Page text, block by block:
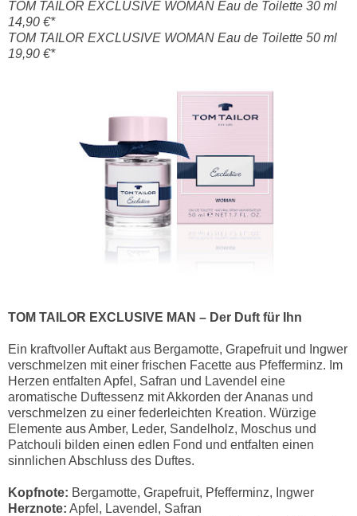
TOM TAILOR EXCLUSIVE WOMAN Eau de Toilette 30 ml
14,90 €*
TOM TAILOR EXCLUSIVE WOMAN Eau de Toilette 50 ml
19,90 €*
TOM TAILOR EXCLUSIVE MAN – Der Duft für Ihn
Ein kraftvoller Auftakt aus Bergamotte, Grapefruit und Ingwer
verschmelzen mit einer frischen Facette aus Pfefferminz. Im
Herzen entfalten Apfel, Safran und Lavendel eine
aromatische Duftessenz mit Akkorden der Ananas und
verschmelzen zu einer federleichten Kreation. Würzige
Elemente aus Amber, Leder, Sandelholz, Moschus und
Patchouli bilden einen edlen Fond und entfalten einen
sinnlichen Abschluss des Duftes.
Kopfnote: Bergamotte, Grapefruit, Pfefferminz, Ingwer
Herznote: Apfel, Lavendel, Safran